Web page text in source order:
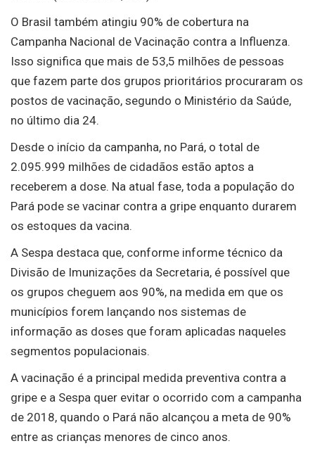
O Brasil também atingiu 90% de cobertura na
Campanha Nacional de Vacinação contra a Influenza.
Isso significa que mais de 53,5 milhões de pessoas
que fazem parte dos grupos prioritários procuraram os
postos de vacinação, segundo o Ministério da Saúde,
no último dia 24.
Desde o início da campanha, no Pará, o total de
2.095.999 milhões de cidadãos estão aptos a
receberem a dose. Na atual fase, toda a população do
Pará pode se vacinar contra a gripe enquanto durarem
os estoques da vacina.
A Sespa destaca que, conforme informe técnico da
Divisão de Imunizações da Secretaria, é possível que
os grupos cheguem aos 90%, na medida em que os
municípios forem lançando nos sistemas de
informação as doses que foram aplicadas naqueles
segmentos populacionais.
A vacinação é a principal medida preventiva contra a
gripe e a Sespa quer evitar o ocorrido com a campanha
de 2018, quando o Pará não alcançou a meta de 90%
entre as crianças menores de cinco anos.